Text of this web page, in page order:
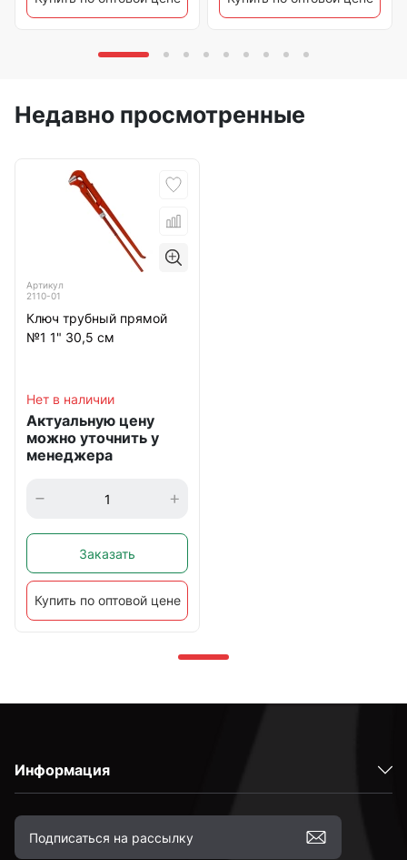
Недавно просмотренные
Артикул
2110-01
Ключ трубный прямой
№1 1" 30,5 см
Нет в наличии
Актуальную цену
можно уточнить у
менеджера
Заказать
Купить по оптовой цене
Информация